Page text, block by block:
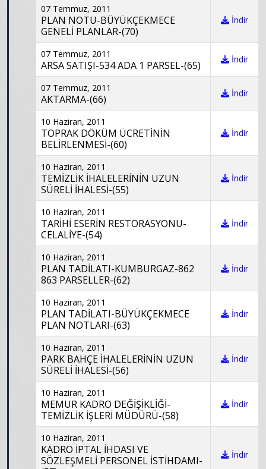
07 Temmuz, 2011
PLAN NOTU-BÜYÜKÇEKMECE
GENELİ PLANLAR-(70)
İndir
07 Temmuz, 2011
ARSA SATIŞI-534 ADA 1 PARSEL-(65) İndir
07 Temmuz, 2011
AKTARMA-(66) İndir
10 Haziran, 2011
TOPRAK DÖKÜM ÜCRETİNİN
BELİRLENMESİ-(60)
İndir
10 Haziran, 2011
TEMİZLİK İHALELERİNİN UZUN
SÜRELİ İHALESİ-(55)
İndir
10 Haziran, 2011
TARİHİ ESERİN RESTORASYONU-
CELALİYE-(54)
İndir
10 Haziran, 2011
PLAN TADİLATI-KUMBURGAZ-862
863 PARSELLER-(62)
İndir
10 Haziran, 2011
PLAN TADİLATI-BÜYÜKÇEKMECE
PLAN NOTLARI-(63)
İndir
10 Haziran, 2011
PARK BAHÇE İHALELERİNİN UZUN
SÜRELİ İHALESİ-(56)
İndir
10 Haziran, 2011
MEMUR KADRO DEĞİŞİKLİĞİ-
TEMİZLİK İŞLERİ MÜDÜRÜ-(58)
İndir
10 Haziran, 2011
KADRO İPTAL İHDASI VE
SÖZLEŞMELİ PERSONEL İSTİHDAMI-
İndir